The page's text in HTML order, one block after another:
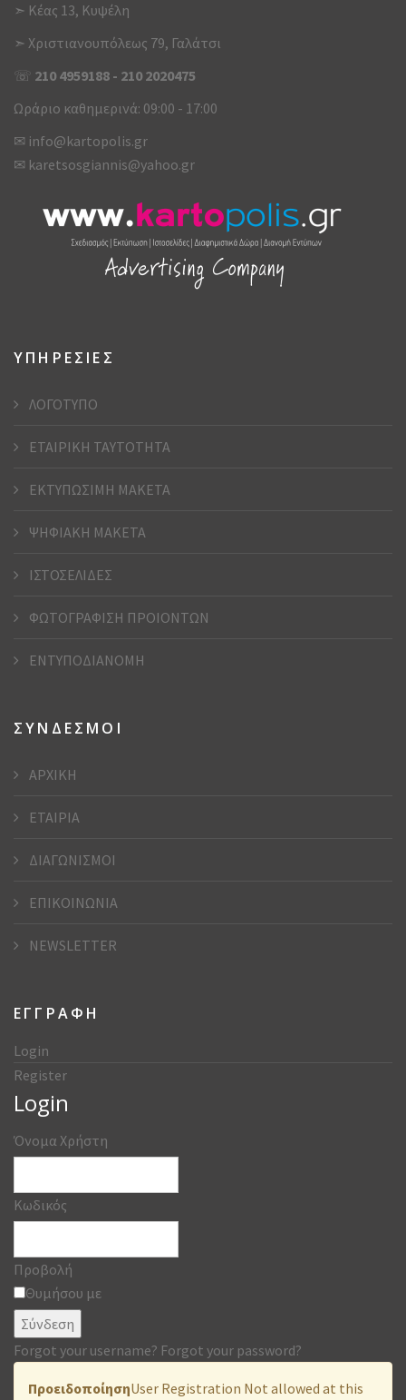
➣ Κέας 13, Κυψέλη
➣ Χριστιανουπόλεως 79, Γαλάτσι
☏ 210 4959188 - 210 2020475
Ωράριο καθημερινά: 09:00 - 17:00
✉ info@kartopolis.gr
✉ karetsosgiannis@yahoo.gr
ΥΠΗΡΕΣΙΕΣ
ΛΟΓΟΤΥΠΟ
ΕΤΑΙΡΙΚΗ ΤΑΥΤΟΤΗΤΑ
ΕΚΤΥΠΩΣΙΜΗ ΜΑΚΕΤΑ
ΨΗΦΙΑΚΗ ΜΑΚΕΤΑ
ΙΣΤΟΣΕΛΙΔΕΣ
ΦΩΤΟΓΡΑΦΙΣΗ ΠΡΟΙΟΝΤΩΝ
ΕΝΤΥΠΟΔΙΑΝΟΜΗ
ΣΥΝΔΕΣΜΟΙ
ΑΡΧΙΚΗ
ΕΤΑΙΡΙΑ
ΔΙΑΓΩΝΙΣΜΟΙ
ΕΠΙΚΟΙΝΩΝΙΑ
NEWSLETTER
ΕΓΓΡΑΦΗ
Login
Register
Login
Όνομα Χρήστη
Κωδικός
Προβολή
Θυμήσου με
Σύνδεση
Forgot your username? Forgot your password?
ΠροειδοποίησηUser Registration Not allowed at this